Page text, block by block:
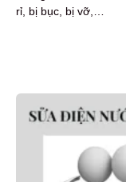
rỉ, bị bục, bị vỡ,…